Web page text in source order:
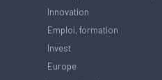
Innovation
Emploi, formation
Invest
Europe